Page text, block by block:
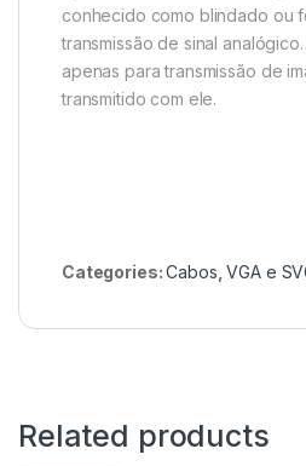
conhecido como blindado ou
transmissão de sinal
apenas para transmissão de
transmitido com ele.
Categories:Cabos ,VGA e
Related products